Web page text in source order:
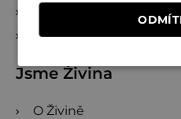
Sledování zásilek
Jsme Živina
O Živině